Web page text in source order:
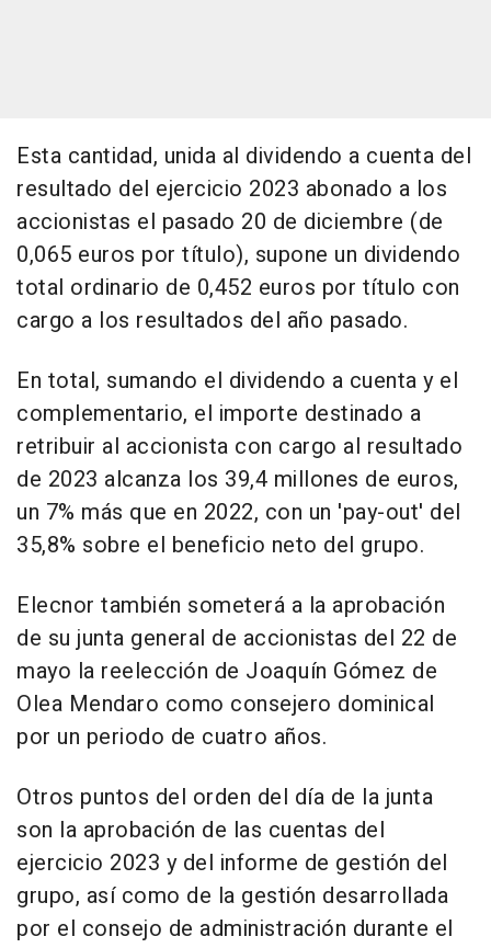
Esta cantidad, unida al dividendo a cuenta del
resultado del ejercicio 2023 abonado a los
accionistas el pasado 20 de diciembre (de
0,065 euros por título), supone un dividendo
total ordinario de 0,452 euros por título con
cargo a los resultados del año pasado.
En total, sumando el dividendo a cuenta y el
complementario, el importe destinado a
retribuir al accionista con cargo al resultado
de 2023 alcanza los 39,4 millones de euros,
un 7% más que en 2022, con un 'pay-out' del
35,8% sobre el beneficio neto del grupo.
Elecnor también someterá a la aprobación
de su junta general de accionistas del 22 de
mayo la reelección de Joaquín Gómez de
Olea Mendaro como consejero dominical
por un periodo de cuatro años.
Otros puntos del orden del día de la junta
son la aprobación de las cuentas del
ejercicio 2023 y del informe de gestión del
grupo, así como de la gestión desarrollada
por el consejo de administración durante el